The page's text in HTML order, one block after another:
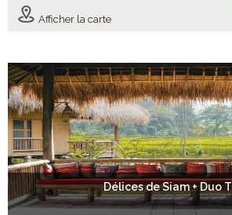
Afficher la carte
Délices de Siam + Duo